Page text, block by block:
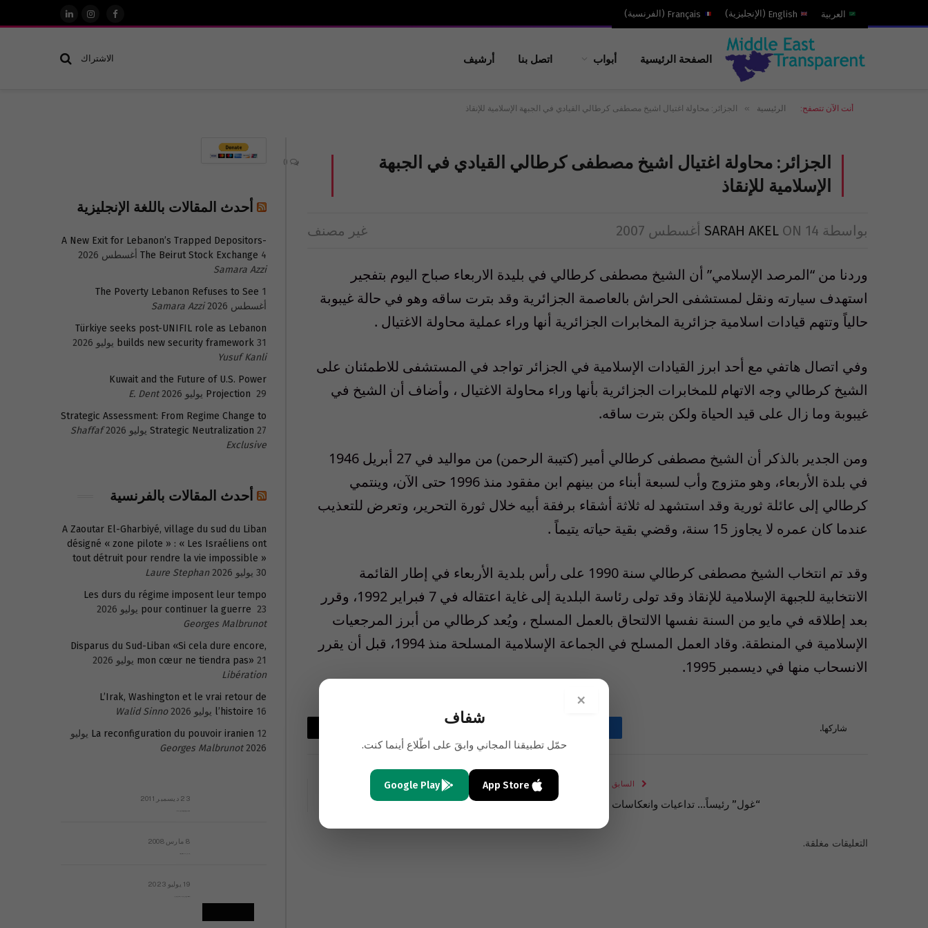
العربية English
( الإنجليزية)
Français
( الفرنسية)
فيسبوكالانستغرام
لينكدإن
الصفحة الرئيسية أبواب اتصل بنا أرشيف الاشتراك
أنت الآن تتصفح: الرئيسية » الجزائر: محاولة اغتيال اشيخ مصطفى كرطالي القيادي في الجبهة الإسلامية للإنقاذ
الجزائر: محاولة اغتيال اشيخ مصطفى كرطالي القيادي في الجبهة
الإسلامية للإنقاذ
بواسطة SARAH AKEL ON 14 أغسطس 2007 غير مصنف
وردنا من “المرصد الإسلامي” أن الشيخ مصطفى كرطالي في بليدة الاربعاء صباح اليوم بتفجير
استهدف سيارته ونقل لمستشفى الحراش بالعاصمة الجزائرية وقد بترت ساقه وهو في حالة غيبوبة
حالياً وتتهم قيادات اسلامية جزائرية المخابرات الجزائرية أنها وراء عملية محاولة الاغتيال .
وفي اتصال هاتفي مع أحد ابرز القيادات الإسلامية في الجزائر تواجد في المستشفى للاطمئنان على
الشيخ كرطالي وجه الاتهام للمخابرات الجزائرية بأنها وراء محاولة الاغتيال ، وأضاف أن الشيخ في
غيبوبة وما زال على قيد الحياة ولكن بترت ساقه.
ومن الجدير بالذكر أن الشيخ مصطفى كرطالي أمير (كتيبة الرحمن) من مواليد في 27 أبريل 1946
في بلدة الأربعاء، وهو متزوج وأب لسبعة أبناء من بينهم ابن مفقود منذ 1996 حتى الآن، وينتمي
كرطالي إلى عائلة ثورية وقد استشهد له ثلاثة أشقاء برفقة أبيه خلال ثورة التحرير، وتعرض للتعذيب
عندما كان عمره لا يجاوز 15 سنة، وقضي بقية حياته يتيماً .
وقد تم انتخاب الشيخ مصطفى كرطالي سنة 1990 على رأس بلدية الأربعاء في إطار القائمة
الانتخابية للجبهة الإسلامية للإنقاذ وقد تولى رئاسة البلدية إلى غاية اعتقاله في 7 فبراير 1992، وقرر
بعد إطلاقه في مايو من السنة نفسها الالتحاق بالعمل المسلح ، ويُعد كرطالي من أبرز المرجعيات
الإسلامية في المنطقة. وقاد العمل المسلح في الجماعة الإسلامية المسلحة منذ 1994، قبل أن يقرر
الانسحاب منها في ديسمبر 1995.
شاركها.
تويتر لينكدإن
البريد
واتساب
Copy
السابق
“غول” رئيساً… تداعيات وانعكاسات متسوّلون سوريّون على أبواب حزب الله!!
التعليقات مغلقة.
أحدث المقالات باللغة الإنجليزية
A New Exit for Lebanon’s Trapped Depositors-
The Beirut Stock Exchange 4 أغسطس 2026
Samara Azzi
The Poverty Lebanon Refuses to See 1
أغسطس 2026
Samara Azzi
Türkiye seeks post-UNIFIL role as Lebanon
builds new security framework 31 يوليو 2026
Yusuf Kanli
Kuwait and the Future of U.S. Power
Projection 29 يوليو 2026
E. Dent
Strategic Assessment: From Regime Change to
Strategic Neutralization 27 يوليو 2026
Shaffaf
Exclusive
أحدث المقالات بالفرنسية
A Zaoutar El-Gharbiyé, village du sud du Liban
désigné « zone pilote » : « Les Israéliens ont
tout détruit pour rendre la vie impossible »
30 يوليو 2026
Laure Stephan
Les durs du régime imposent leur tempo
pour continuer la guerre 23 يوليو 2026
Georges Malbrunot
Disparus du Sud-Liban «Si cela dure encore,
mon cœur ne tiendra pas» 21 يوليو 2026
Libération
L’Irak, Washington et le vrai retour de
l’histoire 16 يوليو 2026
Walid Sinno
La reconfiguration du pouvoir iranien 12 يوليو
2026
Georges Malbrunot
23 ديسمبر 2011
8 مارس 2008
19 يوليو 2023
×
شفاف
حمّل تطبيقنا المجاني وابقَ على اطّلاع أينما كنت.
App Store
Google Play